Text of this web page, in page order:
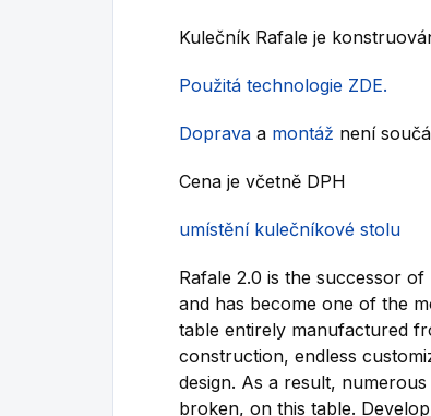
Kulečník Rafale je
Použitá technologie ZDE.
Doprava a montáž není
Cena je včetně DPH
umístění kulečníkové stolu
Rafale 2.0 is the successor
and has become one of the
table entirely manufactured
construction, endless
design. As a result,
broken, on this table.